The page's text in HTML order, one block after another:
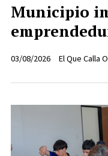
Municipio
El Que Calla
03/08/2026